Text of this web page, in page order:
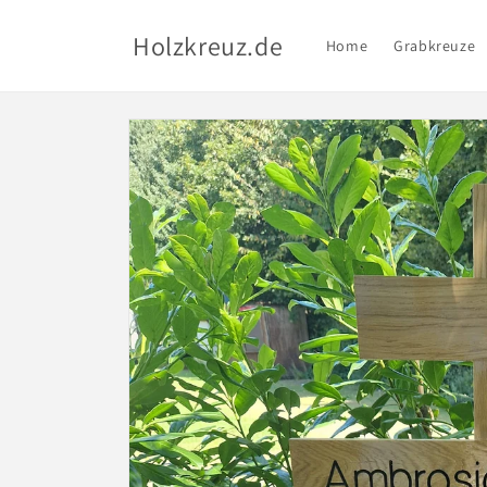
Holzkreuz.de Home Grabkreuze
Zu
Produktinformationen
springen